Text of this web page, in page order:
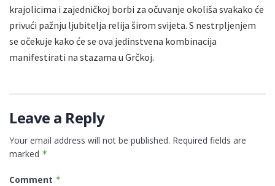
krajolicima i zajedničkoj borbi za očuvanje okoliša svakako će
privući pažnju ljubitelja relija širom svijeta. S nestrpljenjem
se očekuje kako će se ova jedinstvena kombinacija
manifestirati na stazama u Grčkoj.
Leave a Reply
Your email address will not be published. Required fields are
marked *
Comment *